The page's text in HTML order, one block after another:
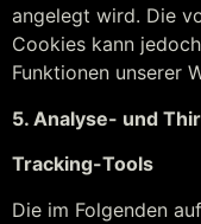
angelegt wird. Die
Cookies kann
Funktionen unserer
5. Analyse- und
Tracking-Tools
Die im Folgenden